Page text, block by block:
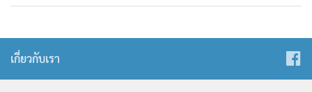
เกี่ยวกับเรา